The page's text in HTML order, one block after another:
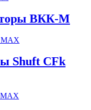
ВКК-М
Shuft CFk